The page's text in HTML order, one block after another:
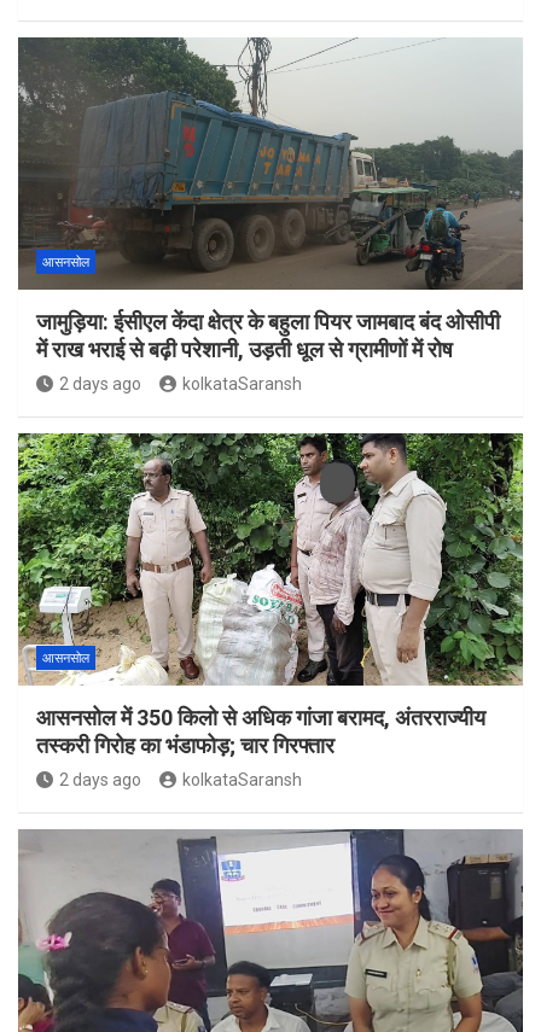
आसनसोल
जामुड़िया: ईसीएल केंदा क्षेत्र के बहुला पियर जामबाद बंद ओसीपी
में राख भराई से बढ़ी परेशानी, उड़ती धूल से ग्रामीणों में रोष
2 days ago kolkataSaransh
आसनसोल
आसनसोल में 350 किलो से अधिक गांजा बरामद, अंतरराज्यीय
तस्करी गिरोह का भंडाफोड़; चार गिरफ्तार
2 days ago kolkataSaransh